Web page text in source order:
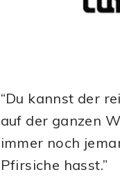
“Du kannst der
auf der ganzen
immer noch
Pfirsiche hasst.”